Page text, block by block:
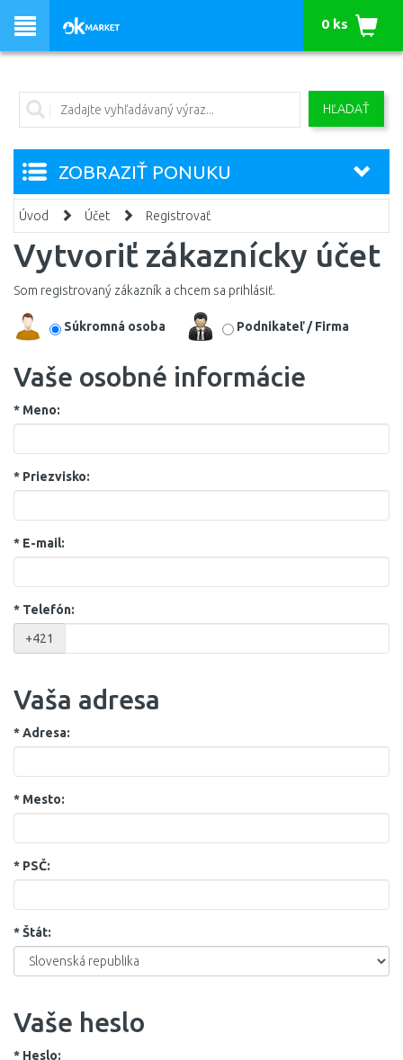
HĽADAŤ
0 ks
ZOBRAZIŤ PONUKU
Úvod Účet Registrovať
Vytvoriť zákaznícky účet
Som registrovaný zákazník a chcem sa prihlásiť.
Súkromná osoba Podnikateľ / Firma
Vaše osobné informácie
* Meno:
* Priezvisko:
* E-mail:
* Telefón:
+421
Vaša adresa
*Adresa:
* Mesto:
* PSČ:
*Štát:
Vaše heslo
* Heslo: